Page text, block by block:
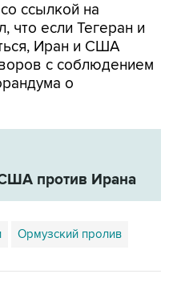
ссылкой на
что если Тегеран и
Иран и США
с соблюдением
о
против Ирана
Ормузский пролив